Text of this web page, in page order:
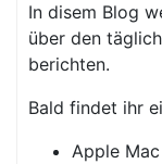
In disem Blog
über den
berichten.
Bald findet ihr
Apple